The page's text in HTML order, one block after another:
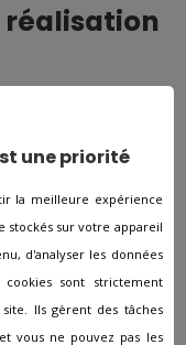
réalisation
et quelles
funérailles ? Nous
avec vous tous les
À partir du moment
7j7 et 24h/24. L’un
et fera tout ce
surmonter cette
que vous souhaitez
une priorité
la meilleure expérience
stockés sur votre appareil
d'analyser les données
sont strictement
Ils gèrent des tâches
vous ne pouvez pas les